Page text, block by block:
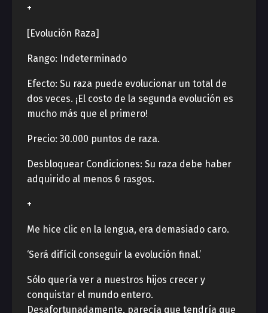
+
[Evolución Raza]
Rango: Indeterminado
Efecto: Su raza puede evolucionar un total de
dos veces. ¡El costo de la segunda evolución es
mucho más que el primero!
Precio: 30.000 puntos de raza.
Desbloquear Condiciones: Su raza debe haber
adquirido al menos 6 rasgos.
+
Me hice clic en la lengua, era demasiado caro.
‘Será difícil conseguir la evolución final.’
Sólo quería ver a nuestros hijos crecer y
conquistar el mundo entero.
Desafortunadamente, parecía que tendría que